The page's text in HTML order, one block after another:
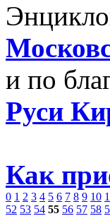
и по
Руси
Как
0 1 2 3 4 5 6 7 8 9 10
52 53 54 55 56 57 58